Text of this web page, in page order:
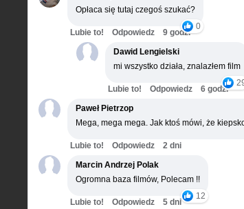
Opłaca się tutaj czegoś szukać?
0
Lubie to! Odpowiedz
9 godz.
Dawid Lengielski
mi wszystko działa, znalazłem film
Lubie to! Odpowiedz
6 godz.
Paweł Pietrzop
Mega, mega mega. Jak ktoś mówi, że
Lubie to! Odpowiedz
2 dni
Marcin Andrzej Polak
Ogromna baza filmów, Polecam !!
12
Lubie to! Odpowiedz
5 dni